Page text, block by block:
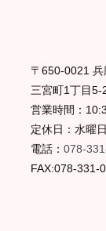
〒650-0021
三宮町1丁目5-
営業時間：
定休日：水曜日
電話： 078-
FAX:078-331-